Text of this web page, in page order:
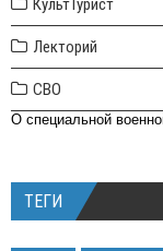
Лекторий
СВО
О специальной
ТЕГИ